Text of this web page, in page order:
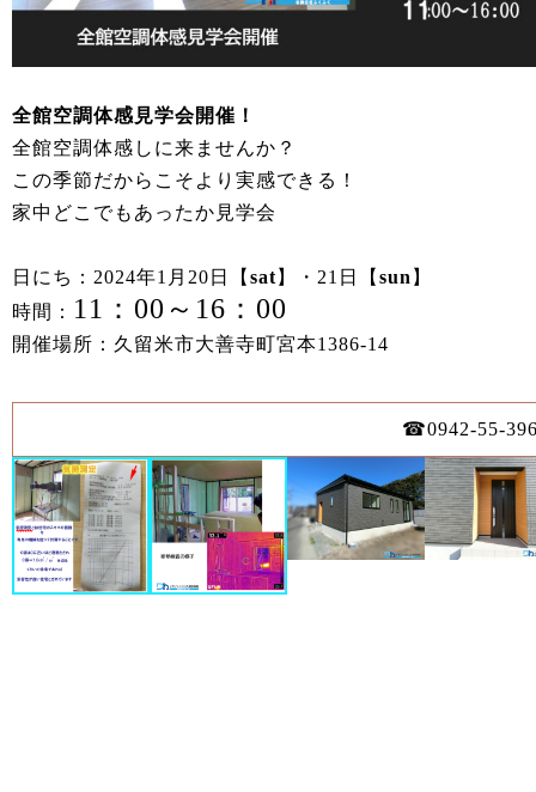
全館空調体感見学会開催！
全館空調体感しに来ませんか？
この季節だからこそより実感できる！
家中どこでもあったか見学会
日にち：2024年1月20日【 sat 】・21日【 sun 】
時間： 11：00～16：00
開催場所：久留米市大善寺町宮本1386-14
☎0942-55-